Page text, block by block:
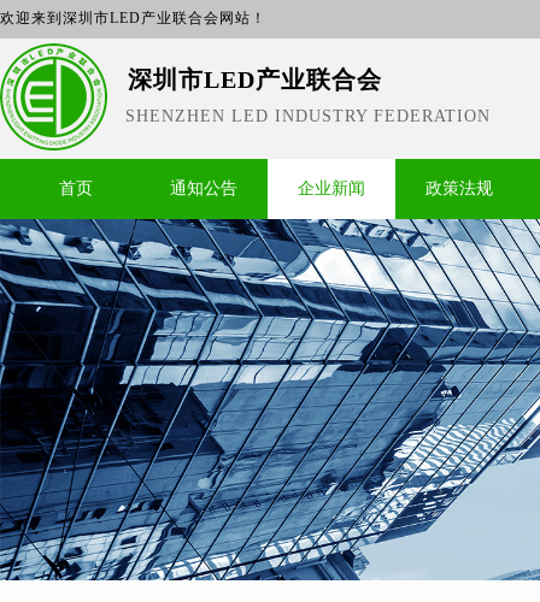
欢迎来到深圳市LED产业联合会网站！
深圳市LED产业联合会
SHENZHEN LED INDUSTRY FEDERATION
首页 通知公告 企业新闻 政策法规